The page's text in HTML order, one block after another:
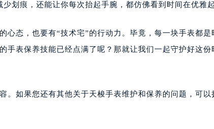
划痕，还能让你每次抬起手腕，都仿佛看到时间在优雅起
心态，也要有“技术宅”的行动力。毕竟，每一块手表都是
手表保养技能已经点满了呢？那就让我们一起守护好这份
。如果您还有其他关于天梭手表维护和保养的问题，可以